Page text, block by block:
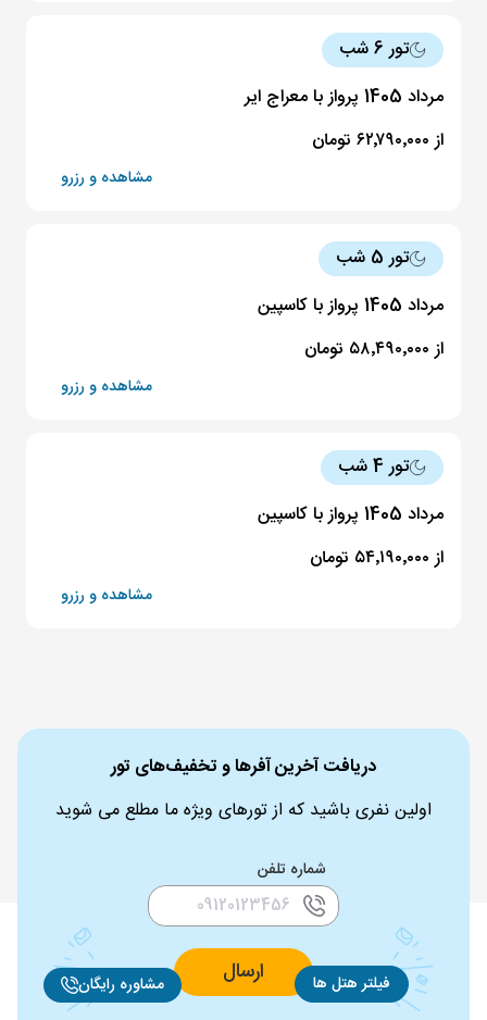
فیلتر هتل ها
تور 6 شب
مرداد 1405 پرواز با معراج ایر
از ۶۲٬۷۹۰٬۰۰۰ تومان
مشاهده و رزرو
تور 5 شب
مرداد 1405 پرواز با کاسپین
از ۵۸٬۴۹۰٬۰۰۰ تومان
مشاهده و رزرو
تور 4 شب
مرداد 1405 پرواز با کاسپین
از ۵۴٬۱۹۰٬۰۰۰ تومان
مشاهده و رزرو
مشاوره رایگان
دریافت آخرین آفرها و تخفیف‌های تور
اولین نفری باشید که از تورهای ویژه ما مطلع می شوید
شماره تلفن
ارسال